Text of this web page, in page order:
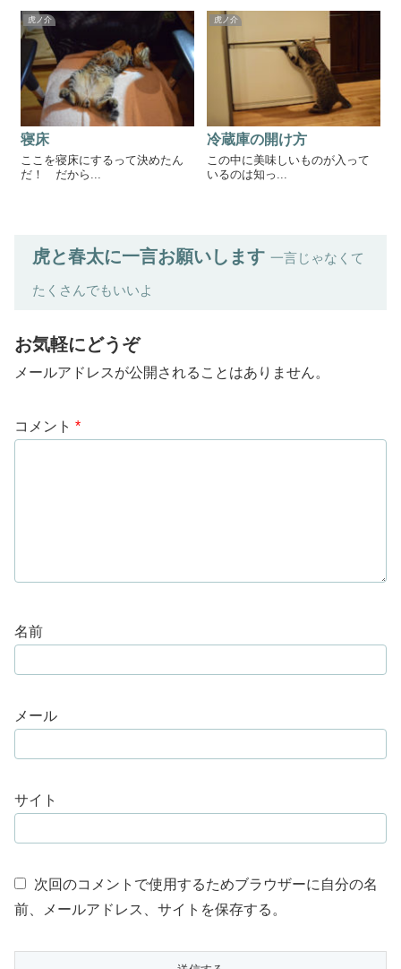
虎ノ介
寝床
ここを寝床にするって決めたん
だ！ だから...
虎ノ介
冷蔵庫の開け方
この中に美味しいものが入って
いるのは知っ...
虎と春太に一言お願いします 一言じゃなくて
たくさんでもいいよ
お気軽にどうぞ
メールアドレスが公開されることはありません。
コメント *
名前
メール
サイト
次回のコメントで使用するためブラウザーに自分の名
前、メールアドレス、サイトを保存する。